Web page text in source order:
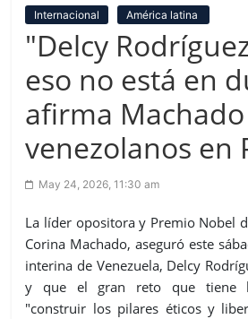
Internacional América latina
"Delcy
eso no está en
afirma
venezolanos en
May 24, 2026, 11:30 am
La líder opositora y Premio Nobel
Corina Machado, aseguró este
interina de Venezuela, Delcy
y que el gran reto que tiene
"construir los pilares éticos y